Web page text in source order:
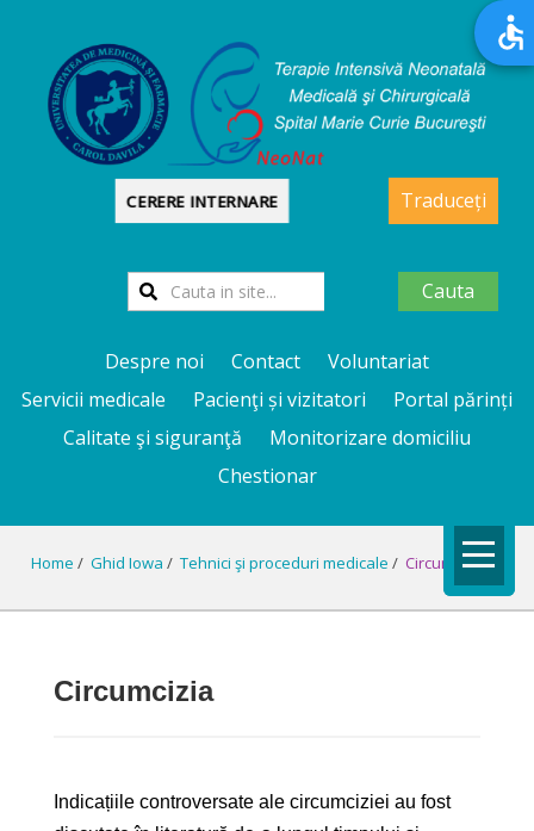
CERERE INTERNARE
Cauta
Traduceți
Despre noi Contact
Voluntariat
Servicii medicale
Pacienţi și vizitatori
Portal părinți
Calitate şi siguranţă
Monitorizare domiciliu
Chestionar
Home / Ghid Iowa / Tehnici şi proceduri medicale / Circumcizia
Circumcizia
Indicațiile controversate ale circumciziei au fost